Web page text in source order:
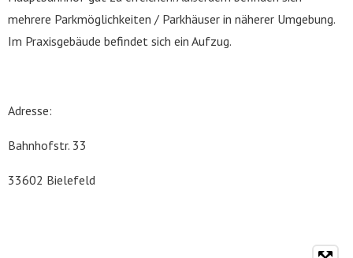
mehrere Parkmöglichkeiten / Parkhäuser in näherer Umgebung.
Im Praxisgebäude befindet sich ein Aufzug.
Adresse:
Bahnhofstr. 33
33602 Bielefeld